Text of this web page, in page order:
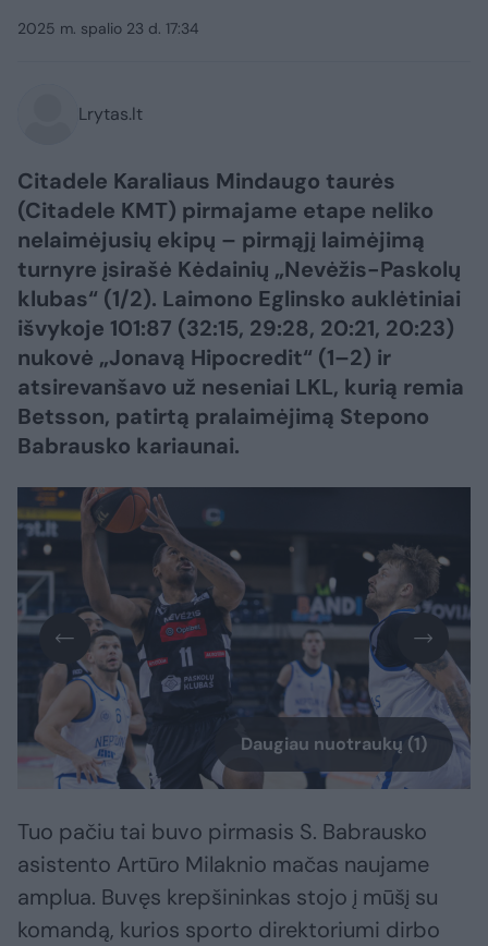
2025 m. spalio 23 d. 17:34
Lrytas.lt
Citadele Karaliaus Mindaugo taurės
(Citadele KMT) pirmajame etape neliko
nelaimėjusių ekipų – pirmąjį laimėjimą
turnyre įsirašė Kėdainių „Nevėžis-Paskolų
klubas“ (1/2). Laimono Eglinsko auklėtiniai
išvykoje 101:87 (32:15, 29:28, 20:21, 20:23)
nukovė „Jonavą Hipocredit“ (1–2) ir
atsirevanšavo už neseniai LKL, kurią remia
Betsson, patirtą pralaimėjimą Stepono
Babrausko kariaunai.
Daugiau nuotraukų (1)
Tuo pačiu tai buvo pirmasis S. Babrausko
asistento Artūro Milaknio mačas naujame
amplua. Buvęs krepšininkas stojo į mūšį su
komandą, kurios sporto direktoriumi dirbo